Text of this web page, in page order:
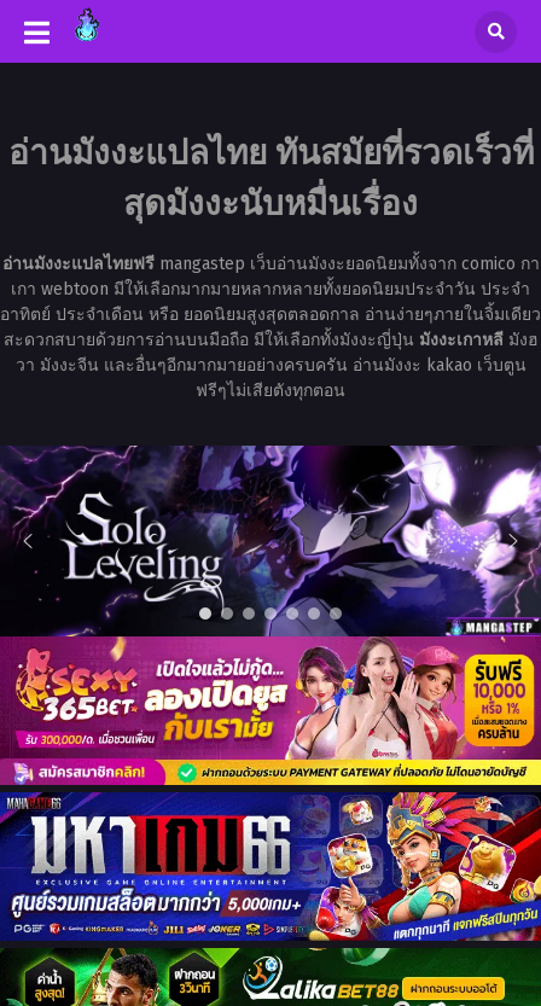
อ่านมังงะแปลไทย ทันสมัยที่รวดเร็วที่
สุดมังงะนับหมื่นเรื่อง
อ่านมังงะแปลไทยฟรีmangastep เว็บอ่านมังงะยอดนิยมทั้งจาก comico กา
เกา webtoon มีให้เลือกมากมายหลากหลายทั้งยอดนิยมประจำวัน ประจำ
อาทิตย์ ประจำเดือน หรือ ยอดนิยมสูงสุดตลอดกาล อ่านง่ายๆภายในจิ้มเดียว
สะดวกสบายด้วยการอ่านบนมือถือ มีให้เลือกทั้งมังงะญี่ปุ่น มังงะเกาหลีมังฮ
วา มังงะจีน และอื่นๆอีกมากมายอย่างครบครัน อ่านมังงะ kakao เว็บตูน
ฟรีๆไม่เสียตังทุกตอน